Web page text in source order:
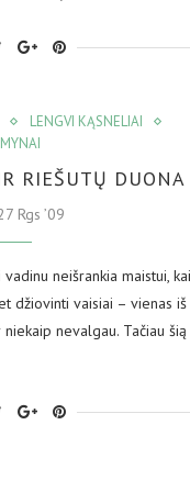
LENGVI KĄSNELIAI
RIEŠUTŲ DUONA
Rgs ’09
neišrankia maistui, kai
džiovinti vaisiai – vienas iš
nevalgau. Tačiau šią